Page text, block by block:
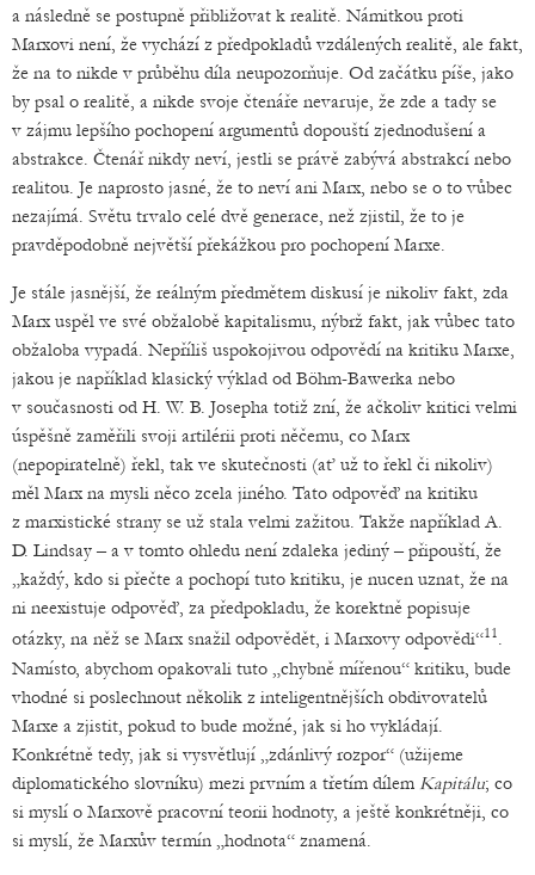
a následně se postupně přibližovat k realitě. Námitkou proti
Marxovi není, že vychází z předpokladů vzdálených realitě, ale fakt,
že na to nikde v průběhu díla neupozorňuje. Od začátku píše, jako
by psal o realitě, a nikde svoje čtenáře nevaruje, že zde a tady se
v zájmu lepšího pochopení argumentů dopouští zjednodušení a
abstrakce. Čtenář nikdy neví, jestli se právě zabývá abstrakcí nebo
realitou. Je naprosto jasné, že to neví ani Marx, nebo se o to vůbec
nezajímá. Světu trvalo celé dvě generace, než zjistil, že to je
pravděpodobně největší překážkou pro pochopení Marxe.
Je stále jasnější, že reálným předmětem diskusí je nikoliv fakt, zda
Marx uspěl ve své obžalobě kapitalismu, nýbrž fakt, jak vůbec tato
obžaloba vypadá. Nepříliš uspokojivou odpovědí na kritiku Marxe,
jakou je například klasický výklad od Böhm-Bawerka nebo
v současnosti od H. W. B. Josepha totiž zní, že ačkoliv kritici velmi
úspěšně zaměřili svoji artilérii proti něčemu, co Marx
(nepopiratelně) řekl, tak ve skutečnosti (ať už to řekl či nikoliv)
měl Marx na mysli něco zcela jiného. Tato odpověď na kritiku
z marxistické strany se už stala velmi zažitou. Takže například A.
D. Lindsay – a v tomto ohledu není zdaleka jediný – připouští, že
„každý, kdo si přečte a pochopí tuto kritiku, je nucen uznat, že na
ni neexistuje odpověď, za předpokladu, že korektně popisuje
otázky, na něž se Marx snažil odpovědět, i Marxovy odpovědi“11.
Namísto, abychom opakovali tuto „chybně mířenou“ kritiku, bude
vhodné si poslechnout několik z inteligentnějších obdivovatelů
Marxe a zjistit, pokud to bude možné, jak si ho vykládají.
Konkrétně tedy, jak si vysvětlují „zdánlivý rozpor“ (užijeme
diplomatického slovníku) mezi prvním a třetím dílem Kapitálu; co
si myslí o Marxově pracovní teorii hodnoty, a ještě konkrétněji, co
si myslí, že Marxův termín „hodnota“ znamená.